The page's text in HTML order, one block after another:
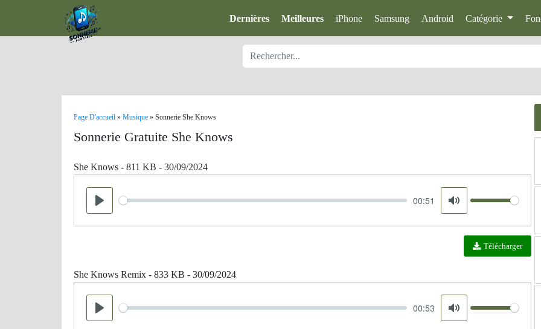
Dernières Meilleures iPhone Samsung Android Catégorie
Page D'accueil » Musique » Sonnerie She Knows
Sonnerie Gratuite She Knows
She Knows - 811 KB - 30/09/2024
Play
Seek 00:51
Mute
Volume
Télécharger
She Knows Remix - 833 KB - 30/09/2024
Play
Seek 00:53
Mute
Volume